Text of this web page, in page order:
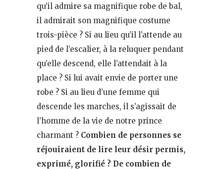
qu’il admire sa magnifique robe de bal,
il admirait son magnifique costume
trois-pièce ? Si au lieu qu’il l’attende au
pied de l’escalier, à la reluquer pendant
qu’elle descend, elle l’attendait à la
place ? Si lui avait envie de porter une
robe ? Si au lieu d’une femme qui
descende les marches, il s’agissait de
l’homme de la vie de notre prince
charmant ? Combien de personnes se
réjouiraient de lire leur désir permis,
exprimé, glorifié ? De combien de